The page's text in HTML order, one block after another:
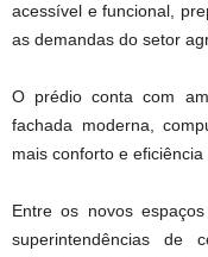
acessível e funcional,
as demandas do setor
O prédio conta com
fachada moderna,
mais conforto e
Entre os novos
superintendências de